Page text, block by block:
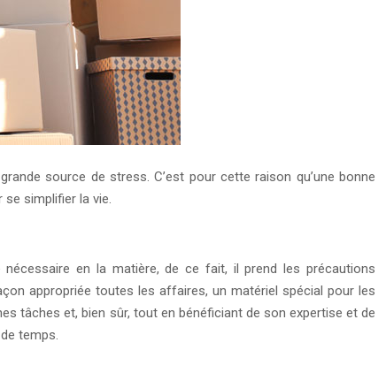
source de stress. C’est pour cette raison qu’une bonne
simplifier la vie.
nécessaire en la matière, de ce fait, il prend les précautions
appropriée toutes les affaires, un matériel spécial pour les
tâches et, bien sûr, tout en bénéficiant de son expertise et de
temps.